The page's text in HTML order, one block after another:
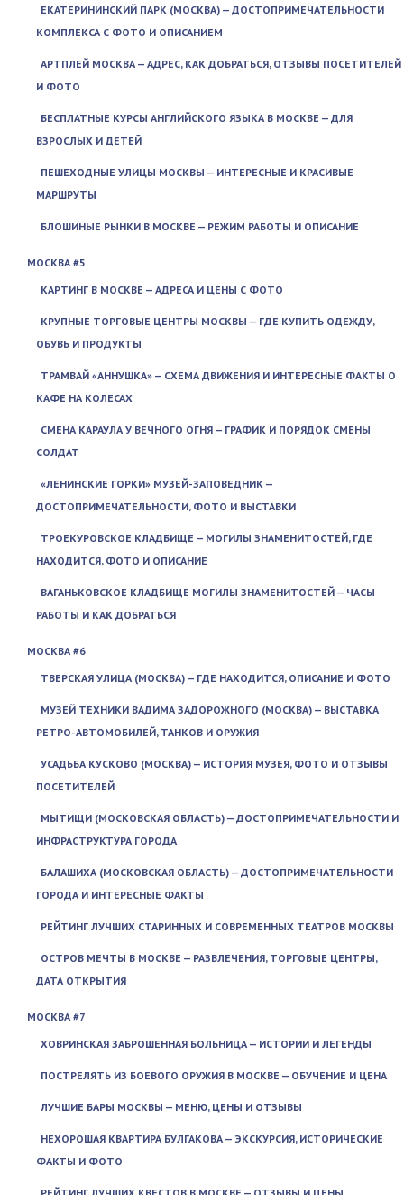
ЕКАТЕРИНИНСКИЙ ПАРК (МОСКВА) — ДОСТОПРИМЕЧАТЕЛЬНОСТИ
КОМПЛЕКСА С ФОТО И ОПИСАНИЕМ
АРТПЛЕЙ МОСКВА — АДРЕС, КАК ДОБРАТЬСЯ, ОТЗЫВЫ ПОСЕТИТЕЛЕЙ
И ФОТО
БЕСПЛАТНЫЕ КУРСЫ АНГЛИЙСКОГО ЯЗЫКА В МОСКВЕ — ДЛЯ
ВЗРОСЛЫХ И ДЕТЕЙ
ПЕШЕХОДНЫЕ УЛИЦЫ МОСКВЫ — ИНТЕРЕСНЫЕ И КРАСИВЫЕ
МАРШРУТЫ
БЛОШИНЫЕ РЫНКИ В МОСКВЕ — РЕЖИМ РАБОТЫ И ОПИСАНИЕ
МОСКВА #5
КАРТИНГ В МОСКВЕ — АДРЕСА И ЦЕНЫ С ФОТО
КРУПНЫЕ ТОРГОВЫЕ ЦЕНТРЫ МОСКВЫ — ГДЕ КУПИТЬ ОДЕЖДУ,
ОБУВЬ И ПРОДУКТЫ
ТРАМВАЙ «АННУШКА» — СХЕМА ДВИЖЕНИЯ И ИНТЕРЕСНЫЕ ФАКТЫ О
КАФЕ НА КОЛЕСАХ
СМЕНА КАРАУЛА У ВЕЧНОГО ОГНЯ — ГРАФИК И ПОРЯДОК СМЕНЫ
СОЛДАТ
«ЛЕНИНСКИЕ ГОРКИ» МУЗЕЙ-ЗАПОВЕДНИК —
ДОСТОПРИМЕЧАТЕЛЬНОСТИ, ФОТО И ВЫСТАВКИ
ТРОЕКУРОВСКОЕ КЛАДБИЩЕ — МОГИЛЫ ЗНАМЕНИТОСТЕЙ, ГДЕ
НАХОДИТСЯ, ФОТО И ОПИСАНИЕ
ВАГАНЬКОВСКОЕ КЛАДБИЩЕ МОГИЛЫ ЗНАМЕНИТОСТЕЙ — ЧАСЫ
РАБОТЫ И КАК ДОБРАТЬСЯ
МОСКВА #6
ТВЕРСКАЯ УЛИЦА (МОСКВА) — ГДЕ НАХОДИТСЯ, ОПИСАНИЕ И ФОТО
МУЗЕЙ ТЕХНИКИ ВАДИМА ЗАДОРОЖНОГО (МОСКВА) — ВЫСТАВКА
РЕТРО-АВТОМОБИЛЕЙ, ТАНКОВ И ОРУЖИЯ
УСАДЬБА КУСКОВО (МОСКВА) — ИСТОРИЯ МУЗЕЯ, ФОТО И ОТЗЫВЫ
ПОСЕТИТЕЛЕЙ
МЫТИЩИ (МОСКОВСКАЯ ОБЛАСТЬ) — ДОСТОПРИМЕЧАТЕЛЬНОСТИ И
ИНФРАСТРУКТУРА ГОРОДА
БАЛАШИХА (МОСКОВСКАЯ ОБЛАСТЬ) — ДОСТОПРИМЕЧАТЕЛЬНОСТИ
ГОРОДА И ИНТЕРЕСНЫЕ ФАКТЫ
РЕЙТИНГ ЛУЧШИХ СТАРИННЫХ И СОВРЕМЕННЫХ ТЕАТРОВ МОСКВЫ
ОСТРОВ МЕЧТЫ В МОСКВЕ — РАЗВЛЕЧЕНИЯ, ТОРГОВЫЕ ЦЕНТРЫ,
ДАТА ОТКРЫТИЯ
МОСКВА #7
ХОВРИНСКАЯ ЗАБРОШЕННАЯ БОЛЬНИЦА — ИСТОРИИ И ЛЕГЕНДЫ
ПОСТРЕЛЯТЬ ИЗ БОЕВОГО ОРУЖИЯ В МОСКВЕ — ОБУЧЕНИЕ И ЦЕНА
ЛУЧШИЕ БАРЫ МОСКВЫ — МЕНЮ, ЦЕНЫ И ОТЗЫВЫ
НЕХОРОШАЯ КВАРТИРА БУЛГАКОВА — ЭКСКУРСИЯ, ИСТОРИЧЕСКИЕ
ФАКТЫ И ФОТО